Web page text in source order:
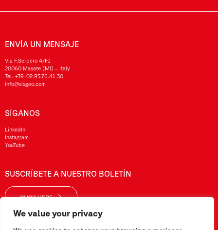
We value your privacy
ENVÍA UN MENSAJE
Via F.Serpero 4/F1
20060 Masate (MI) – Italy
Tel. +39-02.95.76.41.30
info@sisgeo.com
SÍGANOS
LinkedIn
Instagram
YouTube
SUSCRÍBETE A NUESTRO BOLETÍN
CLICK HERE